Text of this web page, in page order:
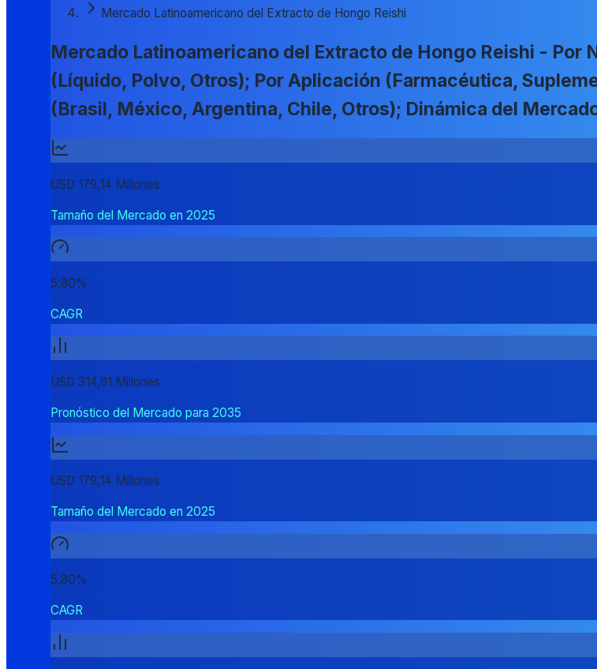
Mercado Latinoamericano del Extracto de Hongo Reishi
Mercado Latinoamericano del Extracto de Hongo Reishi - Por
(Líquido, Polvo, Otros); Por Aplicación (Farmacéutica,
(Brasil, México, Argentina, Chile, Otros); Dinámica del
USD 179,14 Millones
Tamaño del Mercado en 2025
5,80%
CAGR
USD 314,81 Millones
Pronóstico del Mercado para 2035
USD 179,14 Millones
Tamaño del Mercado en 2025
5,80%
CAGR